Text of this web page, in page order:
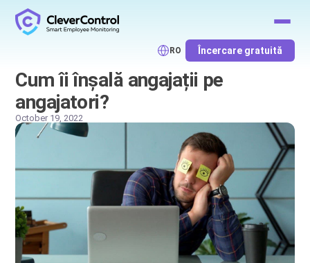
RO Încercare gratuită
Cum îi înșală angajații pe
angajatori?
October 19, 2022